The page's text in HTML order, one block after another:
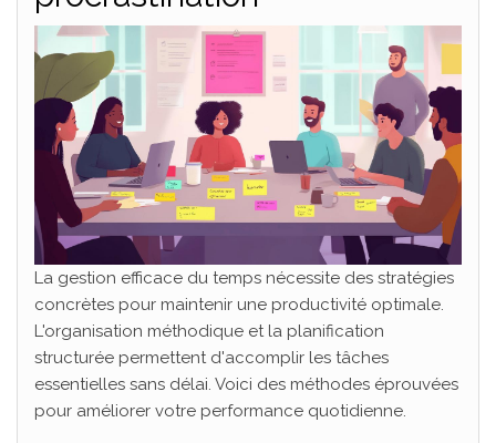
La gestion efficace du temps nécessite des stratégies
concrètes pour maintenir une productivité optimale.
L'organisation méthodique et la planification
structurée permettent d'accomplir les tâches
essentielles sans délai. Voici des méthodes éprouvées
pour améliorer votre performance quotidienne.